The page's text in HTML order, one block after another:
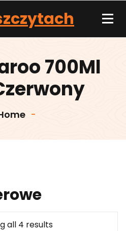
700Ml
-
all 4 results